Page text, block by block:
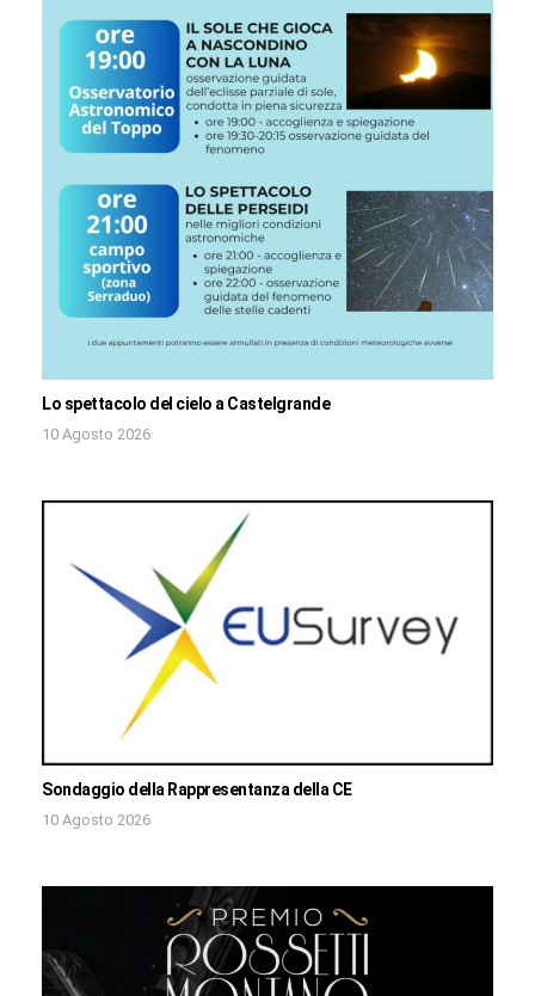
Lo spettacolo del cielo a Castelgrande
10 Agosto 2026
Sondaggio della Rappresentanza della CE
10 Agosto 2026